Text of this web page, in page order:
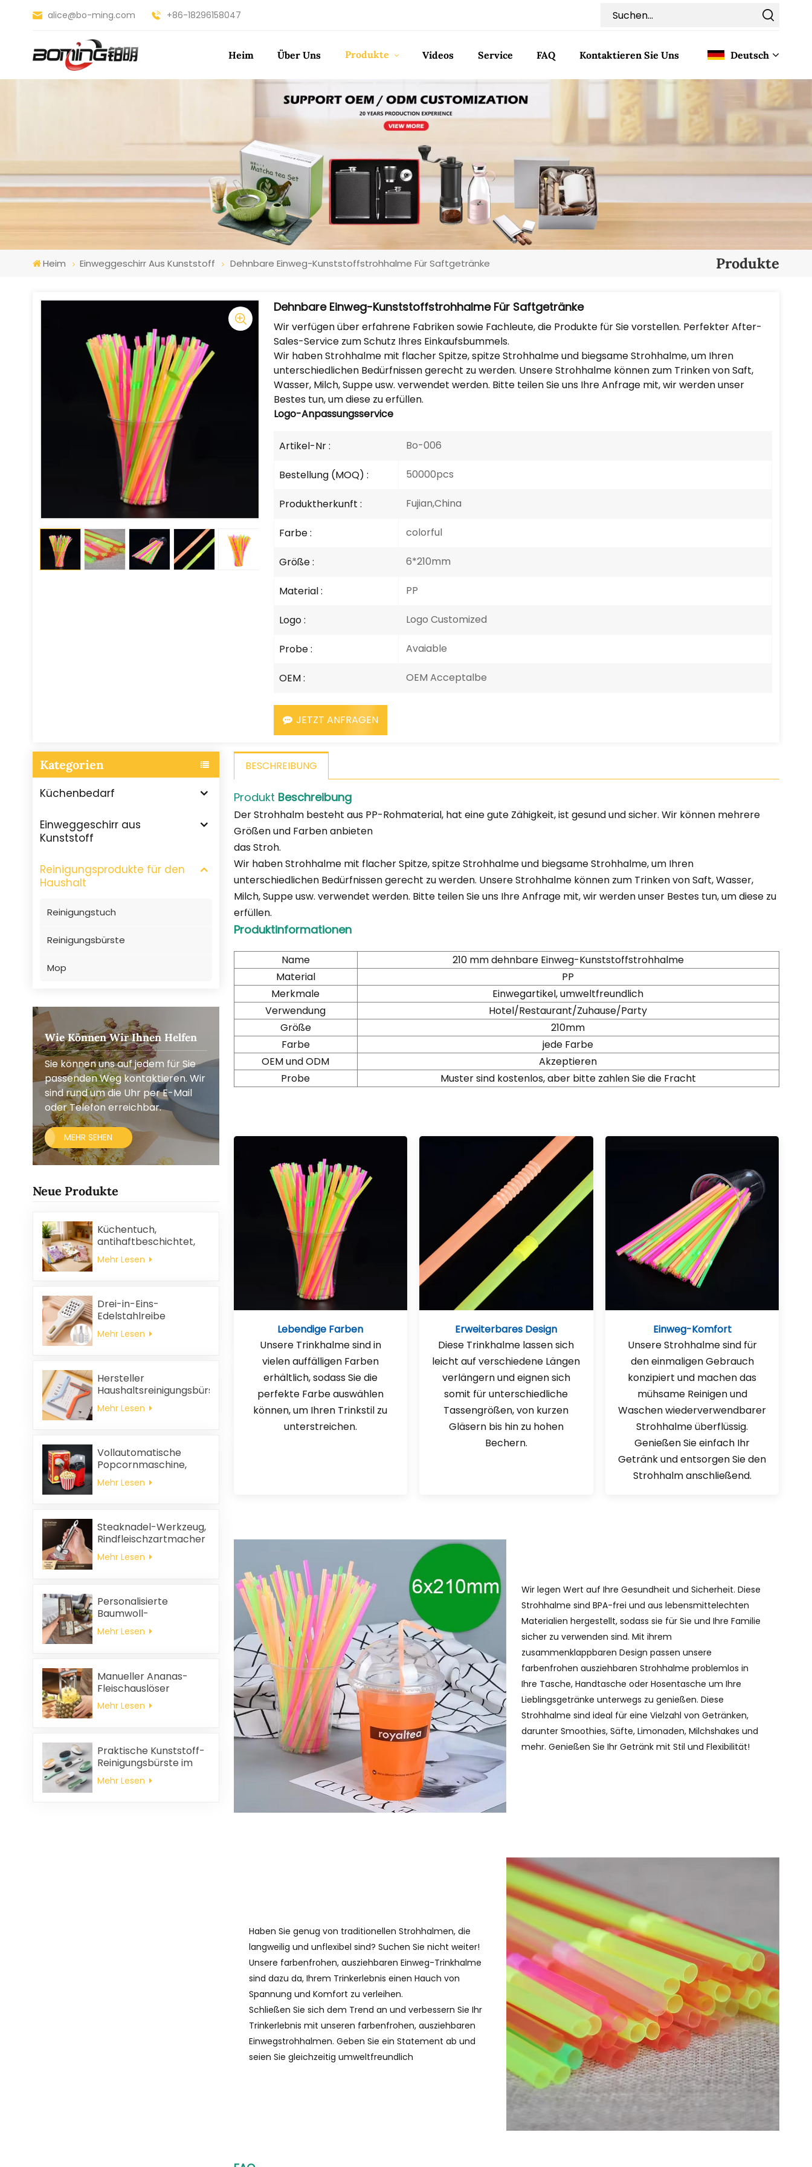
alice@bo-ming.com +86-18296158047
Heim Über Uns Produkte Videos Service FAQ Kontaktieren Sie Uns Deutsch
English
Français
Español
Türkçe
العربية
Heim Einweggeschirr Aus Kunststoff Dehnbare Einweg-Kunststoffstrohhalme Für Saftgetränke Produkte
Dehnbare Einweg-Kunststoffstrohhalme Für Saftgetränke
Wir verfügen über erfahrene Fabriken sowie Fachleute, die Produkte für Sie vorstellen. Perfekter After-
Sales-Service zum Schutz Ihres Einkaufsbummels.
Wir haben Strohhalme mit flacher Spitze, spitze Strohhalme und biegsame Strohhalme, um Ihren
unterschiedlichen Bedürfnissen gerecht zu werden. Unsere Strohhalme können zum Trinken von Saft,
Wasser, Milch, Suppe usw. verwendet werden. Bitte teilen Sie uns Ihre Anfrage mit, wir werden unser
Bestes tun, um diese zu erfüllen.
Logo-Anpassungsservice
Artikel-Nr : Bo-006
Bestellung (MOQ) : 50000pcs
Produktherkunft : Fujian,China
Farbe : colorful
Größe : 6*210mm
Material : PP
Logo : Logo Customized
Probe : Avaiable
OEM : OEM Acceptalbe
JETZT ANFRAGEN
Kategorien
Küchenbedarf
Einweggeschirr aus
Kunststoff
Reinigungsprodukte für den
Haushalt
Reinigungstuch
Reinigungsbürste
Mop
Wie Können Wir Ihnen Helfen
Sie können uns auf jedem für Sie
passenden Weg kontaktieren. Wir
sind rund um die Uhr per E-Mail
oder Telefon erreichbar.
MEHR SEHEN
Neue Produkte
Küchentuch,
antihaftbeschichtet,
ölabweisend, leicht zu
reinigen, dick, bedruckt,
wiederverwendbar,
umweltfreundlich
Mehr Lesen
Drei-in-Eins-
Edelstahlreibe
Mehr Lesen
Hersteller
Haushaltsreinigungsbürste
aus Kunststoff Kleidung
statische
Mehr Lesen
Vollautomatische
Popcornmaschine,
tragbare
Popcornmaschine für
Mehr Lesen
Steaknadel-Werkzeug,
Rindfleischzartmacher
Mehr Lesen
Personalisierte
Baumwoll-
Hochzeitsgeschenke
und
Servietten und
Putzlappen-
Mehr Lesen
Manueller Ananas-
Fleischauslöser
Mehr Lesen
Praktische Kunststoff-
Reinigungsbürste im
Großhandel
Mehr Lesen
BESCHREIBUNG
Produkt Beschreibung
Der Strohhalm besteht aus PP-Rohmaterial, hat eine gute Zähigkeit, ist gesund und sicher. Wir können mehrere
Größen und Farben anbieten
das Stroh.
Wir haben Strohhalme mit flacher Spitze, spitze Strohhalme und biegsame Strohhalme, um Ihren
unterschiedlichen Bedürfnissen gerecht zu werden. Unsere Strohhalme können zum Trinken von Saft, Wasser,
Milch, Suppe usw. verwendet werden. Bitte teilen Sie uns Ihre Anfrage mit, wir werden unser Bestes tun, um diese zu
erfüllen.
Produktinformationen
Name
210 mm dehnbare Einweg-Kunststoffstrohhalme
Material
PP
Merkmale
Einwegartikel, umweltfreundlich
Verwendung
Hotel/Restaurant/Zuhause/Party
Größe
210mm
Farbe
jede Farbe
OEM und ODM
Akzeptieren
Probe
Muster sind kostenlos, aber bitte zahlen Sie die Fracht
Lebendige Farben
Unsere Trinkhalme sind in
vielen auffälligen Farben
erhältlich, sodass Sie die
perfekte Farbe auswählen
können, um Ihren Trinkstil zu
unterstreichen.
Erweiterbares Design
Diese Trinkhalme lassen sich
leicht auf verschiedene Längen
verlängern und eignen sich
somit für unterschiedliche
Tassengrößen, von kurzen
Gläsern bis hin zu hohen
Bechern.
Einweg-Komfort
Unsere Strohhalme sind für
den einmaligen Gebrauch
konzipiert und machen das
mühsame Reinigen und
Waschen wiederverwendbarer
Strohhalme überflüssig.
Genießen Sie einfach Ihr
Getränk und entsorgen Sie den
Strohhalm anschließend.
Wir legen Wert auf Ihre Gesundheit und Sicherheit. Diese
Strohhalme sind BPA-frei und aus lebensmittelechten
Materialien hergestellt, sodass sie für Sie und Ihre Familie
sicher zu verwenden sind. Mit ihrem
zusammenklappbaren Design passen unsere
farbenfrohen ausziehbaren Strohhalme problemlos in
Ihre Tasche, Handtasche oder Hosentasche um Ihre
Lieblingsgetränke unterwegs zu genießen. Diese
Strohhalme sind ideal für eine Vielzahl von Getränken,
darunter Smoothies, Säfte, Limonaden, Milchshakes und
mehr. Genießen Sie Ihr Getränk mit Stil und Flexibilität!
Haben Sie genug von traditionellen Strohhalmen, die
langweilig und unflexibel sind? Suchen Sie nicht weiter!
Unsere farbenfrohen, ausziehbaren Einweg-Trinkhalme
sind dazu da, Ihrem Trinkerlebnis einen Hauch von
Spannung und Komfort zu verleihen.
Schließen Sie sich dem Trend an und verbessern Sie Ihr
Trinkerlebnis mit unseren farbenfrohen, ausziehbaren
Einwegstrohhalmen. Geben Sie ein Statement ab und
seien Sie gleichzeitig umweltfreundlich